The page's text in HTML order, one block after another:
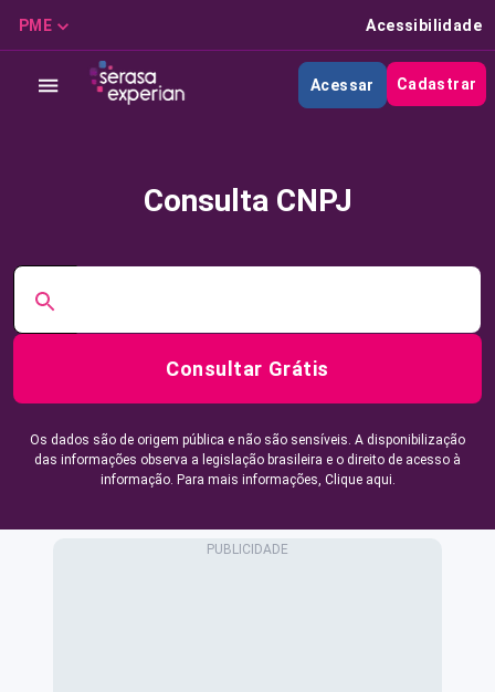
PME Acessibilidade
Acessar Cadastrar
Consulta CNPJ
Consultar Grátis
Os dados são de origem pública e não são sensíveis. A disponibilização
das informações observa a legislação brasileira e o direito de acesso à
informação. Para mais informações, Clique aqui.